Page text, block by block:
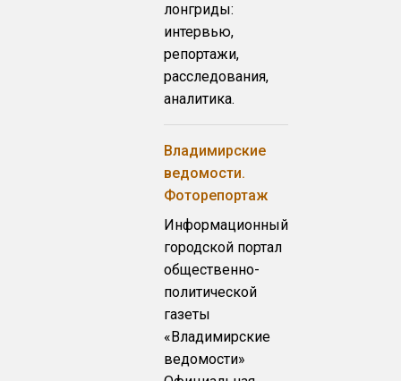
лонгриды:
интервью,
репортажи,
расследования,
аналитика.
Владимирские
ведомости.
Фоторепортаж
Информационный
городской портал
общественно-
политической
газеты
«Владимирские
ведомости»